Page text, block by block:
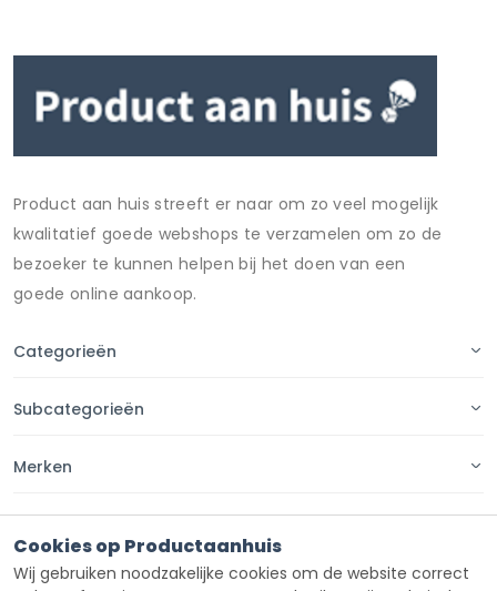
Product aan huis streeft er naar om zo veel mogelijk
kwalitatief goede webshops te verzamelen om zo de
bezoeker te kunnen helpen bij het doen van een
goede online aankoop.
Categorieën
Subcategorieën
Merken
Contact
Cookies op Productaanhuis
Wij gebruiken noodzakelijke cookies om de website correct